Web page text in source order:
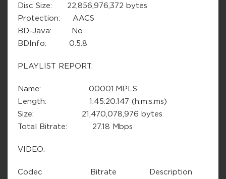
Disc Size: 22,856,976,372 bytes
Protection: AACS
BD-Java: No
BDInfo: 0.5.8
PLAYLIST REPORT:
Name: 00001.MPLS
Length: 1:45:20.147 (h:m:s.ms)
Size: 21,470,078,976 bytes
Total Bitrate: 27.18 Mbps
VIDEO:
Codec Bitrate Description